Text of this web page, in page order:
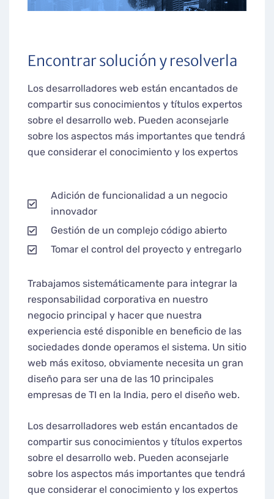
Encontrar solución y resolverla
Los desarrolladores web están encantados de
compartir sus conocimientos y títulos expertos
sobre el desarrollo web. Pueden aconsejarle
sobre los aspectos más importantes que tendrá
que considerar el conocimiento y los expertos
Adición de funcionalidad a un negocio
innovador
Gestión de un complejo código abierto
Tomar el control del proyecto y entregarlo
Trabajamos sistemáticamente para integrar la
responsabilidad corporativa en nuestro
negocio principal y hacer que nuestra
experiencia esté disponible en beneficio de las
sociedades donde operamos el sistema. Un sitio
web más exitoso, obviamente necesita un gran
diseño para ser una de las 10 principales
empresas de TI en la India, pero el diseño web.
Los desarrolladores web están encantados de
compartir sus conocimientos y títulos expertos
sobre el desarrollo web. Pueden aconsejarle
sobre los aspectos más importantes que tendrá
que considerar el conocimiento y los expertos